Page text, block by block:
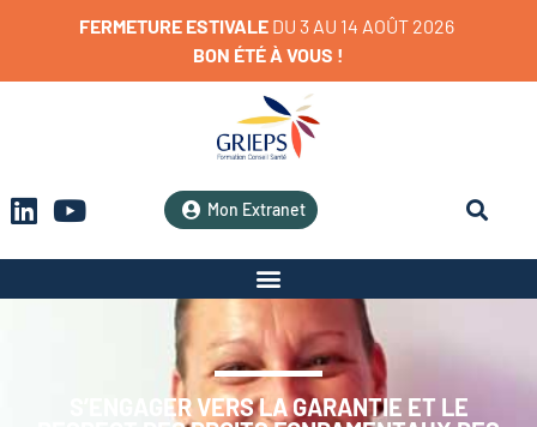
FERMETURE ESTIVALE DU 3 AU 14 AOÛT 2026
BON ÉTÉÀ VOUS !
Mon Extranet
S’ENGAGER VERS LA GARANTIE ET LE